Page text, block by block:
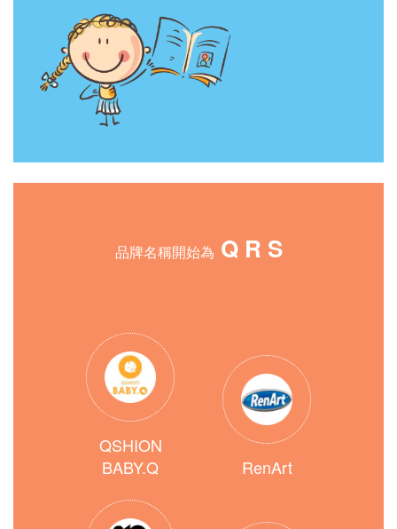
品牌名稱開始為 Q R S
QSHION
BABY.Q
RenArt